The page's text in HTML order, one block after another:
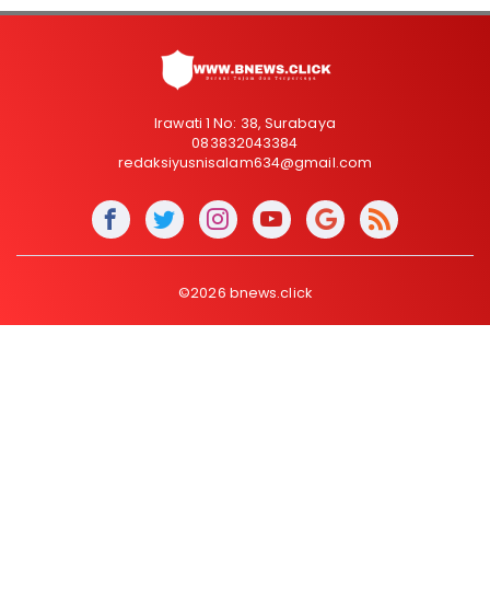
Irawati 1 No: 38, Surabaya
083832043384
redaksiyusnisalam634@gmail.com
©2026 bnews.click